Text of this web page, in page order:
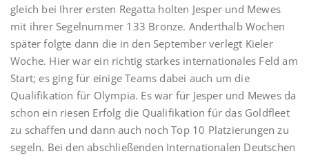
gleich bei Ihrer ersten Regatta holten Jesper und Mewes
mit ihrer Segelnummer 133 Bronze. Anderthalb Wochen
später folgte dann die in den September verlegt Kieler
Woche. Hier war ein richtig starkes internationales Feld am
Start; es ging für einige Teams dabei auch um die
Qualifikation für Olympia. Es war für Jesper und Mewes da
schon ein riesen Erfolg die Qualifikation für das Goldfleet
zu schaffen und dann auch noch Top 10 Platzierungen zu
segeln. Bei den abschließenden Internationalen Deutschen